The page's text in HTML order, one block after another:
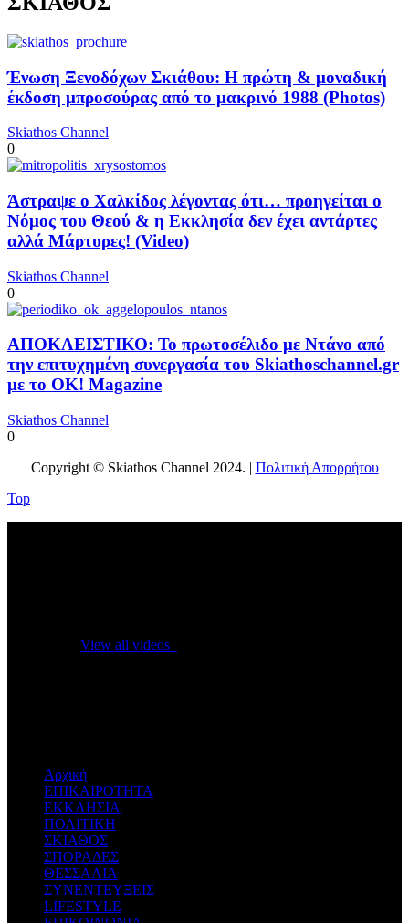
Ένωση Ξενοδόχων Σκιάθου: Η πρώτη & μοναδική
έκδοση μπροσούρας από το μακρινό 1988 (Photos)
Skiathos Channel
0
Άστραψε ο Χαλκίδος λέγοντας ότι… προηγείται ο
Νόμος του Θεού & η Εκκλησία δεν έχει αντάρτες
αλλά Μάρτυρες! (Video)
Skiathos Channel
0
ΑΠΟΚΛΕΙΣΤΙΚΟ: Το πρωτοσέλιδο με Ντάνο από
την επιτυχημένη συνεργασία του Skiathoschannel.gr
με το OK! Magazine
Skiathos Channel
0
Copyright © Skiathos Channel 2024. | Πολιτική Απορρήτου
Top
View all videos
Αρχική
ΕΠΙΚΑΙΡΟΤΗΤΑ
ΕΚΚΛΗΣΙΑ
ΠΟΛΙΤΙΚΗ
ΣΚΙΑΘΟΣ
ΣΠΟΡΑΔΕΣ
ΘΕΣΣΑΛΙΑ
ΣΥΝΕΝΤΕΥΞΕΙΣ
LIFESTYLE